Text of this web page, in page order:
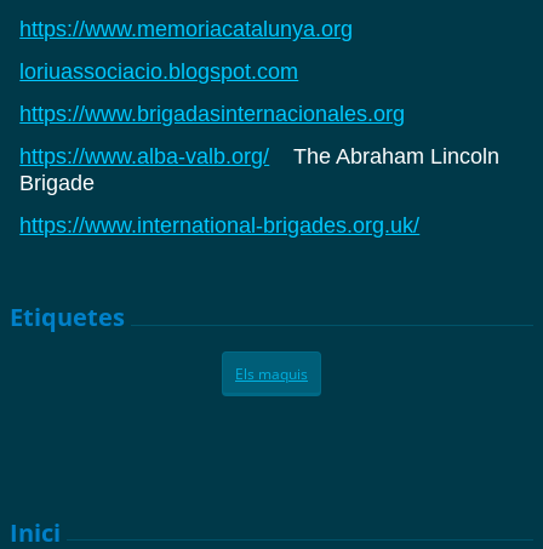
https://www.memoriacatalunya.org
loriuassociacio.blogspot.com
https://www.brigadasinternacionales.org
https://www.alba-valb.org/ The Abraham Lincoln
Brigade
https://www.international-brigades.org.uk/
Etiquetes
Els maquis
Inici